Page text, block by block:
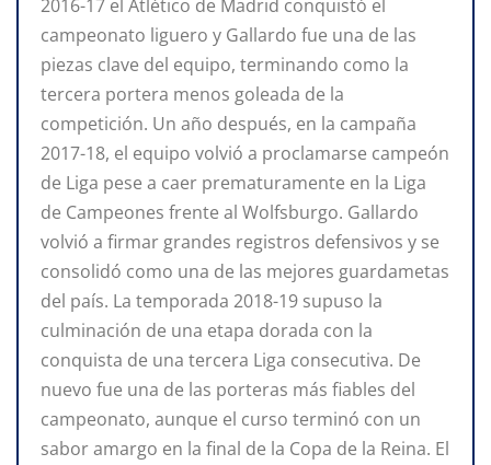
2016-17 el Atlético de Madrid conquistó el
campeonato liguero y Gallardo fue una de las
piezas clave del equipo, terminando como la
tercera portera menos goleada de la
competición. Un año después, en la campaña
2017-18, el equipo volvió a proclamarse campeón
de Liga pese a caer prematuramente en la Liga
de Campeones frente al Wolfsburgo. Gallardo
volvió a firmar grandes registros defensivos y se
consolidó como una de las mejores guardametas
del país. La temporada 2018-19 supuso la
culminación de una etapa dorada con la
conquista de una tercera Liga consecutiva. De
nuevo fue una de las porteras más fiables del
campeonato, aunque el curso terminó con un
sabor amargo en la final de la Copa de la Reina. El